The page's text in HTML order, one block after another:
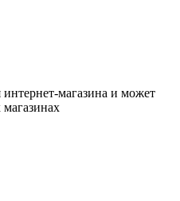
интернет-магазина и может